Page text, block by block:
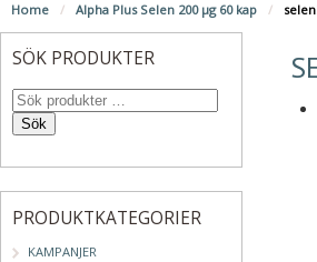
Home / Alpha Plus Selen 200 µg 60 kap /
SÖK PRODUKTER
Sök
PRODUKTKATEGORIER
KAMPANJER